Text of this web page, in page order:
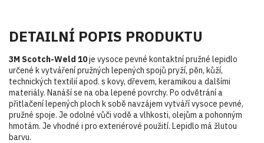
DETAILNÍ POPIS PRODUKTU
3M Scotch-Weld 10je vysoce pevné kontaktní pružné lepidlo
určené k vytváření pružných lepených spojů pryží, pěn, kůží,
technických textilií apod. s kovy, dřevem, keramikou a dalšími
materiály. Nanáší se na oba lepené povrchy. Po odvětrání a
přitlačení lepených ploch k sobě navzájem vytváří vysoce pevné,
pružné spoje. Je odolné vůči vodě a vlhkosti, olejům a pohonným
hmotám. Je vhodné i pro exteriérové použití. Lepidlo má žlutou
barvu.